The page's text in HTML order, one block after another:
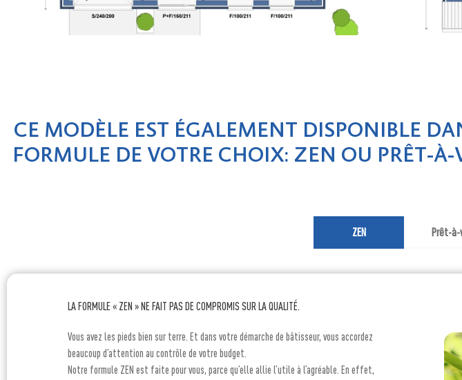
CE MODÈLE EST ÉGALEMENT DISPONIBLE
FORMULE DE VOTRE CHOIX: ZEN OU PRÊT-À-
ZEN Prêt-à-
LA FORMULE « ZEN » NE FAIT PAS DE COMPROMIS SUR LA QUALITÉ.
Vous avez les pieds bien sur terre. Et dans votre démarche de bâtisseur, vous accordez
beaucoup d’attention au contrôle de votre budget.
Notre formule ZEN est faite pour vous, parce qu’elle allie l’utile à l’agréable. En effet,